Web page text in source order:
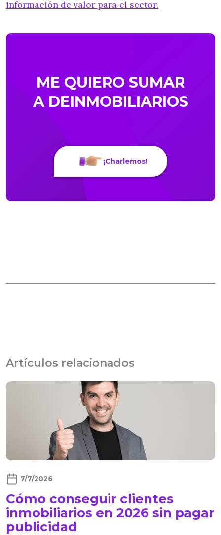
información de valor para el sector.
ME QUIERO SUMAR
A DEINMOBILIARIOS
¡Charlemos!
Artículos relacionados
7/7/2026
Cómo conseguir clientes
inmobiliarios en 2026 sin pagar
publicidad